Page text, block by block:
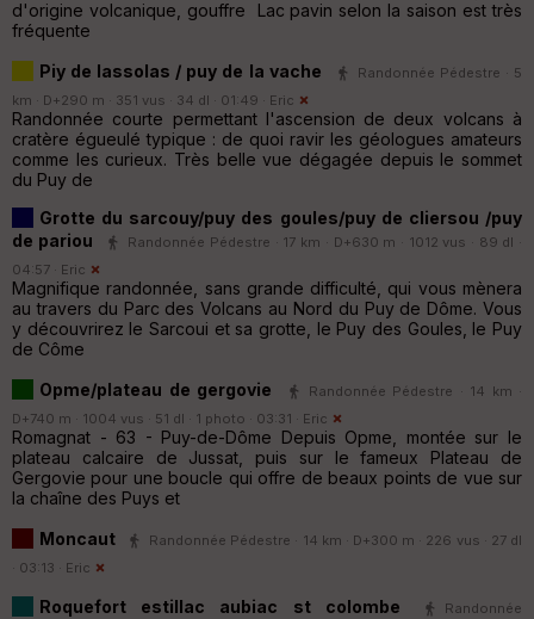
d'origine volcanique, gouffre Lac pavin selon la saison est très
fréquente
Piy de lassolas / puy de la vache
Randonnée Pédestre · 5
km · D+290 m · 351 vus · 34 dl · 01:49 · Eric
Randonnée courte permettant l'ascension de deux volcans à
cratère égueulé typique : de quoi ravir les géologues amateurs
comme les curieux. Très belle vue dégagée depuis le sommet
du Puy de
Grotte du sarcouy/puy des goules/puy de cliersou /puy
de pariou
Randonnée Pédestre · 17 km · D+630 m · 1012 vus · 89 dl ·
04:57 · Eric
Magnifique randonnée, sans grande difficulté, qui vous mènera
au travers du Parc des Volcans au Nord du Puy de Dôme. Vous
y découvrirez le Sarcoui et sa grotte, le Puy des Goules, le Puy
de Côme
Opme/plateau de gergovie
Randonnée Pédestre · 14 km ·
D+740 m · 1004 vus · 51 dl · 1 photo · 03:31 · Eric
Romagnat - 63 - Puy-de-Dôme Depuis Opme, montée sur le
plateau calcaire de Jussat, puis sur le fameux Plateau de
Gergovie pour une boucle qui offre de beaux points de vue sur
la chaîne des Puys et
Moncaut
Randonnée Pédestre · 14 km · D+300 m · 226 vus · 27 dl
· 03:13 · Eric
Roquefort estillac aubiac st colombe
Randonnée